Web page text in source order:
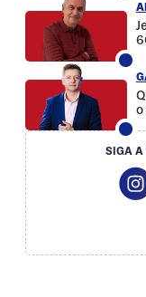
o
SIGA A